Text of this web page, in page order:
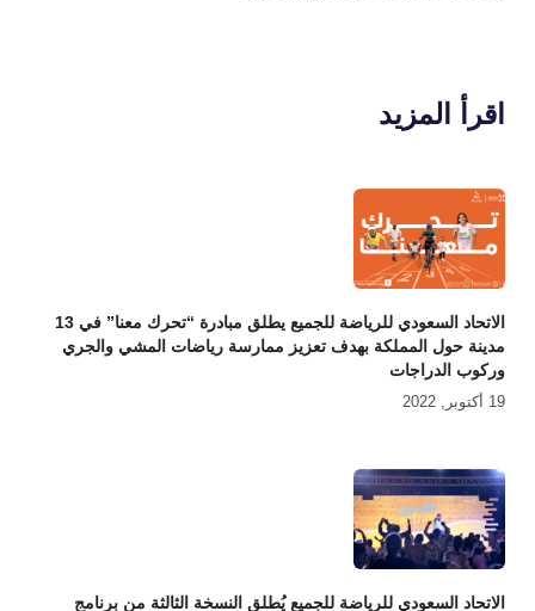
اقرأ المزيد
الاتحاد السعودي للرياضة للجميع يطلق مبادرة “تحرك معنا” في 13
مدينة حول المملكة بهدف تعزيز ممارسة رياضات المشي والجري
وركوب الدراجات
19 أكتوبر, 2022
الاتحاد السعودي للرياضة للجميع يُطلق النسخة الثالثة من برنامج